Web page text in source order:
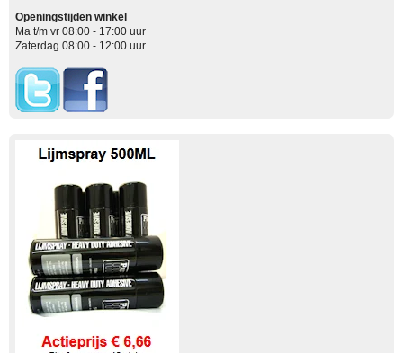
Openingstijden winkel
Ma t/m vr 08:00 - 17:00 uur
Zaterdag 08:00 - 12:00 uur